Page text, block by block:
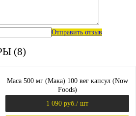
Отправить отзыв
(8)
Maca 500 мг (Мака) 100 вег капсул (Now
Foods)
1 090 руб. / шт